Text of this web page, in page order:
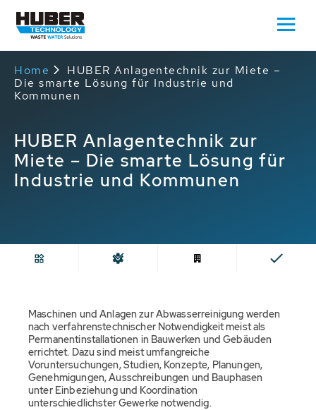
Home
HUBER Anlagentechnik zur Miete –
Die smarte Lösung für Industrie und
Kommunen
HUBER Anlagentechnik zur
Miete – Die smarte Lösung für
Industrie und Kommunen
Maschinen und Anlagen zur Abwasserreinigung werden
nach verfahrenstechnischer Notwendigkeit meist als
Permanentinstallationen in Bauwerken und Gebäuden
errichtet. Dazu sind meist umfangreiche
Voruntersuchungen, Studien, Konzepte, Planungen,
Genehmigungen, Ausschreibungen und Bauphasen
unter Einbeziehung und Koordination
unterschiedlichster Gewerke notwendig.